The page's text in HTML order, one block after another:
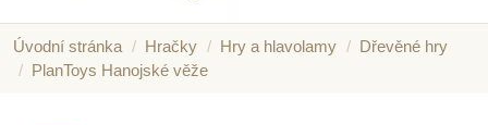
Úvodní stránka Hračky Hry a hlavolamy
Dřevěné hry
PlanToys Hanojské věže